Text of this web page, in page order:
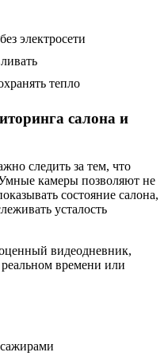
электросети
тепло
салона и
следить за тем, что
камеры позволяют не
состояние салона,
усталость
видеодневник,
времени или